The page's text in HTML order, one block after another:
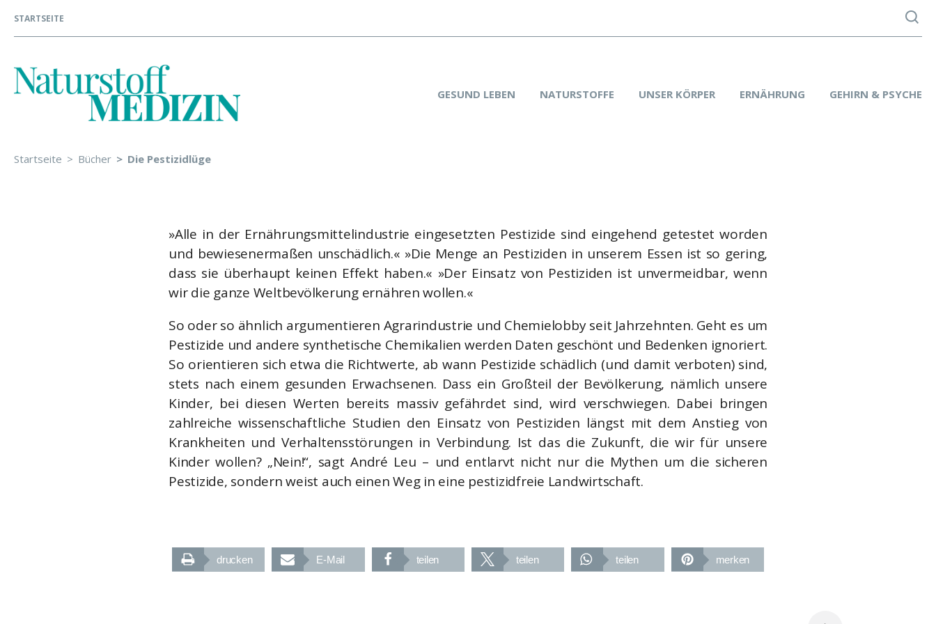
STARTSEITE
GESUND LEBEN NATURSTOFFE UNSER KÖRPER ERNÄHRUNG GEHIRN & PSYCHE
Startseite Bücher Die Pestizidlüge
»Alle in der Ernährungsmittelindustrie eingesetzten Pestizide sind eingehend getestet worden
und bewiesenermaßen unschädlich.« »Die Menge an Pestiziden in unserem Essen ist so gering,
dass sie überhaupt keinen Effekt haben.« »Der Einsatz von Pestiziden ist unvermeidbar, wenn
wir die ganze Weltbevölkerung ernähren wollen.«
So oder so ähnlich argumentieren Agrarindustrie und Chemielobby seit Jahrzehnten. Geht es um
Pestizide und andere synthetische Chemikalien werden Daten geschönt und Bedenken ignoriert.
So orientieren sich etwa die Richtwerte, ab wann Pestizide schädlich (und damit verboten) sind,
stets nach einem gesunden Erwachsenen. Dass ein Großteil der Bevölkerung, nämlich unsere
Kinder, bei diesen Werten bereits massiv gefährdet sind, wird verschwiegen. Dabei bringen
zahlreiche wissenschaftliche Studien den Einsatz von Pestiziden längst mit dem Anstieg von
Krankheiten und Verhaltensstörungen in Verbindung. Ist das die Zukunft, die wir für unsere
Kinder wollen? „Nein!“, sagt André Leu – und entlarvt nicht nur die Mythen um die sicheren
Pestizide, sondern weist auch einen Weg in eine pestizidfreie Landwirtschaft.
drucken E-Mail teilen teilen teilen merken